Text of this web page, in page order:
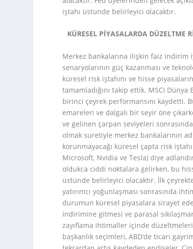
iştahı üstünde belirleyici olacaktır.
KÜRESEL PİYASALARDA DÜZELTME
Merkez bankalarına ilişkin faiz indirim
senaryolarının güç kazanması ve
küresel risk iştahını ve hisse
tamamladığını takip ettik. MSCI
birinci çeyrek performansını kaydetti.
emareleri ve dalgalı bir seyir öne
ve gelinen çarpan seviyeleri
olmak suretiyle merkez bankalarının
korunmayacağı küresel çapta risk
Microsoft, Nvidia ve Tesla) diye
oldukca ciddi noktalara gelirken, bu
üstünde belirleyici olacaktır. İlk
yatırımcı yoğunlaşması sonrasında
durumun küresel piyasalara sirayet
indirimine gitmesi ve parasal
zayıflama ihtimaller içinde
başkanlık seçimleri, ABD’de ticari